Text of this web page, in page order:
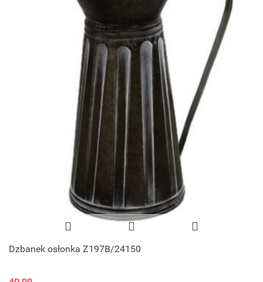
Dzbanek osłonka Z197B/24150